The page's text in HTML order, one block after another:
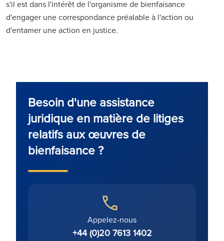
s'il est dans l'intérêt de l'organisme de bienfaisance
d'engager une correspondance préalable à l'action ou
d'entamer une action en justice.
Besoin d'une assistance
juridique en matière de litiges
relatifs aux œuvres de
bienfaisance ?
Appelez-nous
+44 (0)20 7613 1402